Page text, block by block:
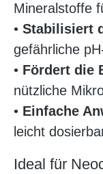
Mineralstoffe
• Stabilisiert
gefährliche
• Fördert die
nützliche
• Einfache
leicht
Ideal für